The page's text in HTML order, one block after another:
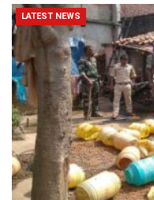
LATEST NEWS